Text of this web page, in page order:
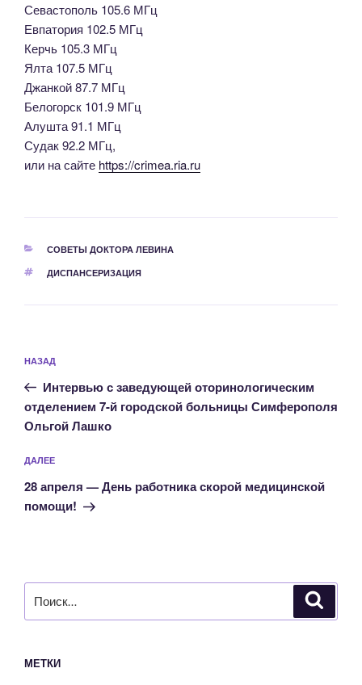
Севастополь 105.6 МГц
Евпатория 102.5 МГц
Керчь 105.3 МГц
Ялта 107.5 МГц
Джанкой 87.7 МГц
Белогорск 101.9 МГц
Алушта 91.1 МГц
Судак 92.2 МГц,
или на сайте https://crimea.ria.ru
РУБРИКИ
СОВЕТЫ ДОКТОРА ЛЕВИНА
МЕТКИ
ДИСПАНСЕРИЗАЦИЯ
по
записям
Предыдущая
запись:
НАЗАД
Интервью с заведующей оторинологическим
отделением 7-й городской больницы Симферополя
Ольгой Лашко
Следующая
запись
ДАЛЕЕ
28 апреля — День работника скорой медицинской
помощи!
МЕТКИ